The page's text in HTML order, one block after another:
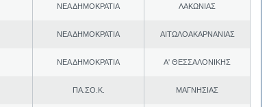
ΝΕΑ ΔΗΜΟΚΡΑΤΙΑ ΛΑΚΩΝΙΑΣ
ΝΕΑ ΔΗΜΟΚΡΑΤΙΑ ΑΙΤΩΛΟΑΚΑΡΝΑΝΙΑΣ
ΝΕΑ ΔΗΜΟΚΡΑΤΙΑ Α' ΘΕΣΣΑΛΟΝΙΚΗΣ
ΠΑ.ΣΟ.Κ. ΜΑΓΝΗΣΙΑΣ